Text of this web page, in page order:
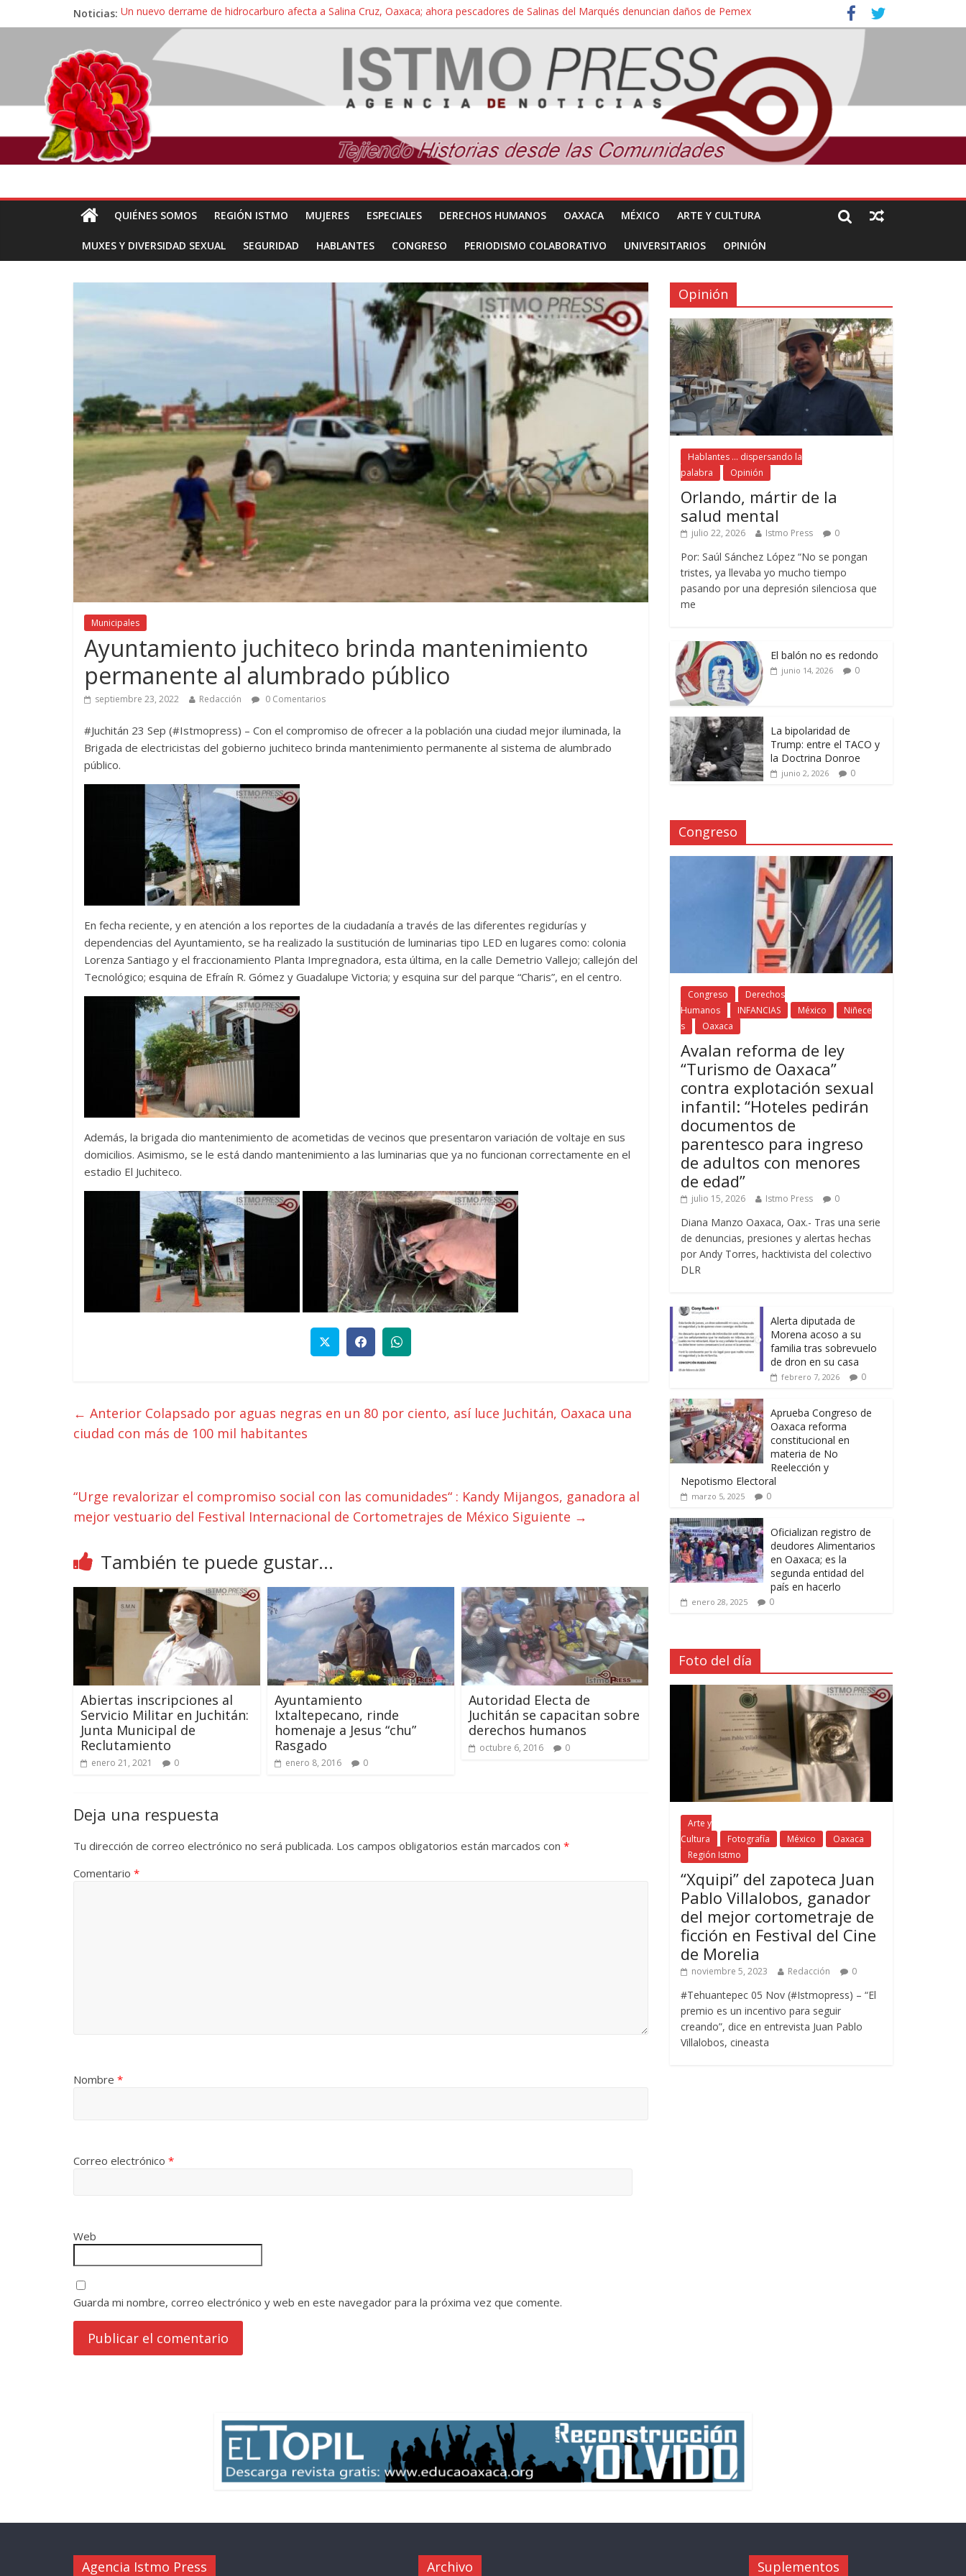
Noticias: Un nuevo derrame de hidrocarburo afecta a Salina Cruz, Oaxaca; ahora pescadores de Salinas del Marqués denuncian daños de Pemex
Ángel, el joven autista expulsado por la Universidad Bienestar de Ixtepec, Oaxaca vuelve a las aulas tras amparo
Familiares de periodista Alejandro Leyva se reúnen con titular de la SEGOB y exigen detener a los autores materiales e intelectuales de su asesinato
Alertan pescadores de Juchitán, Oaxaca de nuevo despojo de su territorio para construir un parque eólico
Pescadores y comuneros ikoots detienen la extracción ilegal de material pétreo de gravera Oyamel
QUIÉNES SOMOS REGIÓN ISTMO MUJERES ESPECIALES DERECHOS HUMANOS OAXACA MÉXICO ARTE Y CULTURA
MUXES Y DIVERSIDAD SEXUAL SEGURIDAD HABLANTES CONGRESO PERIODISMO COLABORATIVO UNIVERSITARIOS OPINIÓN
Municipales
Ayuntamiento juchiteco brinda mantenimiento
permanente al alumbrado público
septiembre 23, 2022 Redacción 0 Comentarios
#Juchitán 23 Sep (#Istmopress) – Con el compromiso de ofrecer a la población una ciudad mejor iluminada, la
Brigada de electricistas del gobierno juchiteco brinda mantenimiento permanente al sistema de alumbrado
público.
En fecha reciente, y en atención a los reportes de la ciudadanía a través de las diferentes regidurías y
dependencias del Ayuntamiento, se ha realizado la sustitución de luminarias tipo LED en lugares como: colonia
Lorenza Santiago y el fraccionamiento Planta Impregnadora, esta última, en la calle Demetrio Vallejo; callejón del
Tecnológico; esquina de Efraín R. Gómez y Guadalupe Victoria; y esquina sur del parque “Charis”, en el centro.
Además, la brigada dio mantenimiento de acometidas de vecinos que presentaron variación de voltaje en sus
domicilios. Asimismo, se le está dando mantenimiento a las luminarias que ya no funcionan correctamente en el
estadio El Juchiteco.
← Anterior Colapsado por aguas negras en un 80 por ciento, así luce Juchitán, Oaxaca una
ciudad con más de 100 mil habitantes
“Urge revalorizar el compromiso social con las comunidades“ : Kandy Mijangos, ganadora al
mejor vestuario del Festival Internacional de Cortometrajes de México Siguiente →
También te puede gustar...
Abiertas inscripciones al
Servicio Militar en Juchitán:
Junta Municipal de
Reclutamiento
enero 21, 2021 0
Ayuntamiento
Ixtaltepecano, rinde
homenaje a Jesus “chu”
Rasgado
enero 8, 2016 0
Autoridad Electa de
Juchitán se capacitan sobre
derechos humanos
octubre 6, 2016 0
Deja una respuesta
Tu dirección de correo electrónico no será publicada. Los campos obligatorios están marcados con *
Comentario *
Nombre *
Correo electrónico *
Web
Guarda mi nombre, correo electrónico y web en este navegador para la próxima vez que comente.
Opinión
Hablantes ... dispersando la
palabra
Opinión
Orlando, mártir de la
salud mental
julio 22, 2026 Istmo Press 0
Por: Saúl Sánchez López “No se pongan
tristes, ya llevaba yo mucho tiempo
pasando por una depresión silenciosa que
me
El balón no es redondo
junio 14, 2026 0
La bipolaridad de
Trump: entre el TACO y
la Doctrina Donroe
junio 2, 2026 0
Congreso
Congreso
Derechos
Humanos
INFANCIAS México
Niñece
s
Oaxaca
Avalan reforma de ley
“Turismo de Oaxaca”
contra explotación sexual
infantil: “Hoteles pedirán
documentos de
parentesco para ingreso
de adultos con menores
de edad”
julio 15, 2026 Istmo Press 0
Diana Manzo Oaxaca, Oax.- Tras una serie
de denuncias, presiones y alertas hechas
por Andy Torres, hacktivista del colectivo
DLR
Alerta diputada de
Morena acoso a su
familia tras sobrevuelo
de dron en su casa
febrero 7, 2026 0
Aprueba Congreso de
Oaxaca reforma
constitucional en
materia de No
Reelección y
Nepotismo Electoral
marzo 5, 2025 0
Oficializan registro de
deudores Alimentarios
en Oaxaca; es la
segunda entidad del
país en hacerlo
enero 28, 2025 0
Foto del día
Arte y
Cultura
Fotografía México
Oaxaca
Región Istmo
“Xquipi” del zapoteca Juan
Pablo Villalobos, ganador
del mejor cortometraje de
ficción en Festival del Cine
de Morelia
noviembre 5, 2023 Redacción 0
#Tehuantepec 05 Nov (#Istmopress) – “El
premio es un incentivo para seguir
creando”, dice en entrevista Juan Pablo
Villalobos, cineasta
Agencia Istmo Press Archivo Suplementos